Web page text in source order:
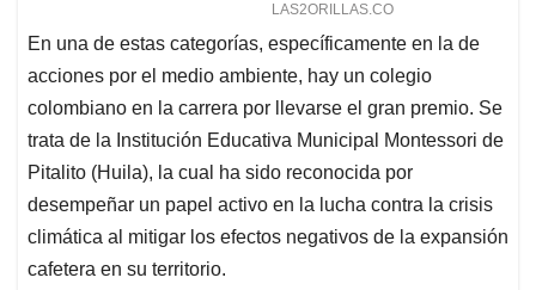
En una de estas categorías, específicamente en la de
acciones por el medio ambiente, hay un colegio
colombiano en la carrera por llevarse el gran premio. Se
trata de la Institución Educativa Municipal Montessori de
Pitalito (Huila), la cual ha sido reconocida por
desempeñar un papel activo en la lucha contra la crisis
climática al mitigar los efectos negativos de la expansión
cafetera en su territorio.